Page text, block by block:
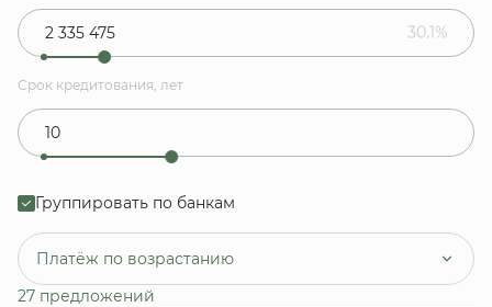
30.1%
Срок кредитования, лет
Группировать по банкам
Платёж по возрастанию
27 предложений